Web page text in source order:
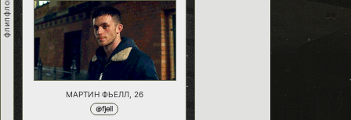
МАРТИН ФЬЕЛЛ, 26
@fjell